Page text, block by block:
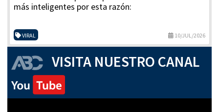
más inteligentes por esta razón:
VIRAL 10/JUL/2026
VISITA NUESTRO CANAL